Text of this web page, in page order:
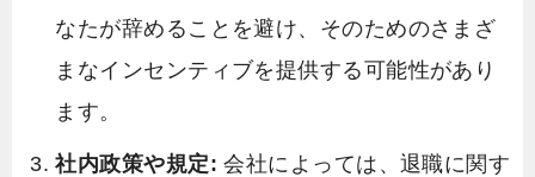
なたが辞めることを避け、そのためのさまざ
まなインセンティブを提供する可能性があり
ます。
社内政策や規定: 会社によっては、退職に関す